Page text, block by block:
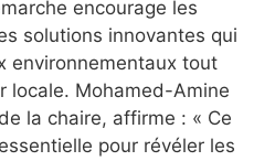
encourage les
solutions innovantes qui
environnementaux tout
locale. Mohamed-Amine
la chaire, affirme : « Ce
pour révéler les